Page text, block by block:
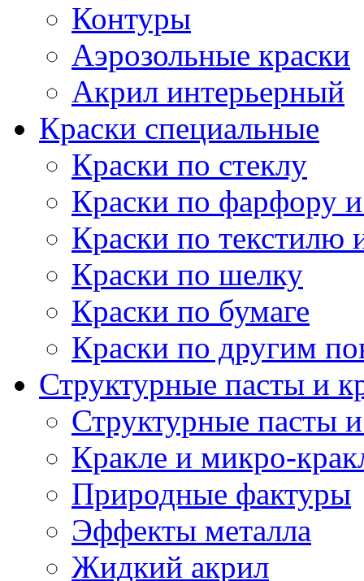
Контуры
Аэрозольные краски
Акрил интерьерный
Краски специальные
Краски по стеклу
Краски по фарфору
Краски по текстилю
Краски по шелку
Краски по бумаге
Краски по другим
Структурные пасты и
Структурные пасты
Кракле и микро-
Природные фактуры
Эффекты металла
Жидкий акрил